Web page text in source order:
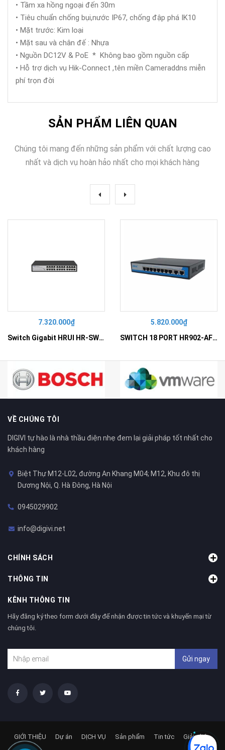
• Tầm xa hồng ngoại đến 30m
• Tiêu chuẩn chống bụi,nước IP67, chống đập phá IK10
• Mặt trước: Kim loại
• Mặt sau và chân đế : Nhựa
• Nguồn DC12V & PoE * Không bao gồm nguồn cấp
• Hỗ trợ dịch vụ Hik-Connect ,tên miền Cameraddns miễn
phí trọn đời
SẢN PHẨM LIÊN QUAN
Chúng tôi mang đến những sản phẩm với chất lượng cao
nhất và dịch vụ hoàn hảo nhất cho mọi khách hàng
7.320.000₫
Switch Gigabit HRUI HR-SWG10240D
5.820.000₫
SWITCH 18 PORT HR902-AF162G-300 – Switch PoE 16 Cổng
VỀ CHÚNG TÔI
DIGIVI tự hào là nhà thầu điện nhẹ đem lại giải pháp tốt nhất cho
khách hàng
Biệt Thự M12-L02, đường An Khang M04; M12, Khu đô thị
Dương Nội, Q. Hà Đông, Hà Nội
0945029902
info@digivi.net
CHÍNH SÁCH
THÔNG TIN
KÊNH THÔNG TIN
Hãy đăng ký theo form dưới đây để nhận được tin tức và khuyến mại từ
chúng tôi.
Gửi ngay
GIỚI THIỆU Dự án DỊCH VỤ Sản phẩm Tin tức Giải pháp